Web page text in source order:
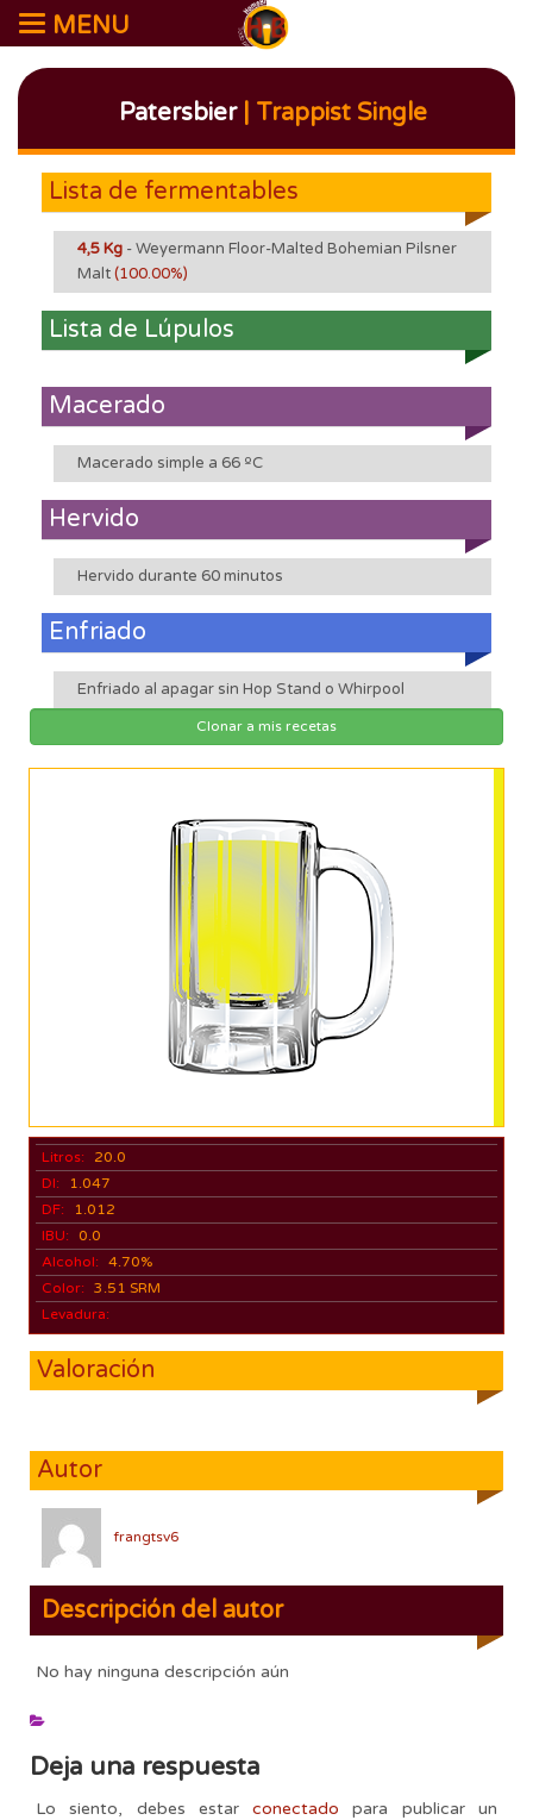
MENU
Patersbier| Trappist Single
Lista de fermentables
4,5 Kg - Weyermann Floor-Malted Bohemian Pilsner
Malt(100.00%)
Lista de Lúpulos
Macerado
Macerado simple a 66 ºC
Hervido
Hervido durante 60 minutos
Enfriado
Enfriado al apagar sin Hop Stand o Whirpool
Clonar a mis recetas
Litros:
20.0
DI:
1.047
DF:
1.012
IBU:
0.0
Alcohol: 4.70%
Color: 3.51 SRM
Levadura:
Valoración
Autor
frangtsv6
Descripción del autor
No hay ninguna descripción aún
Deja una respuesta
Lo siento, debes estarconectado para publicar un